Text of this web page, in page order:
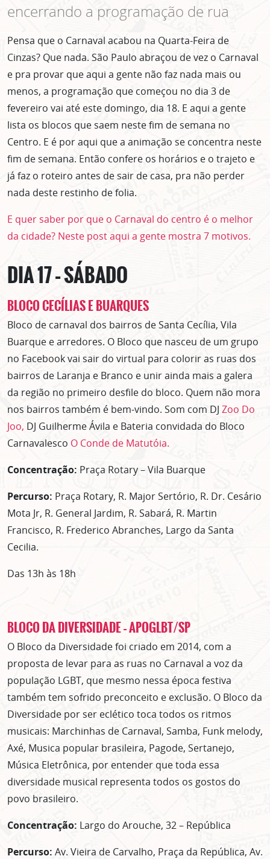
encerrando a programação de rua
Pensa que o Carnaval acabou na Quarta-Feira de
Cinzas? Que nada. São Paulo abraçou de vez o Carnaval
e pra provar que aqui a gente não faz nada mais ou
menos, a programação que começou no dia 3 de
fevereiro vai até este domingo, dia 18. E aqui a gente
lista os blocos que saem neste fim de semana no
Centro. E é por aqui que a animação se concentra neste
fim de semana. Então confere os horários e o trajeto e
já faz o roteiro antes de sair de casa, pra não perder
nada deste restinho de folia.
E quer saber por que o Carnaval do centro é o melhor
da cidade? Neste post aqui a gente mostra 7 motivos.
DIA 17 – SÁBADO
BLOCO CECÍLIAS E BUARQUES
Bloco de carnaval dos bairros de Santa Cecília, Vila
Buarque e arredores. O Bloco que nasceu de um grupo
no Facebook vai sair do virtual para colorir as ruas dos
bairros de Laranja e Branco e unir ainda mais a galera
da região no primeiro desfile do bloco. Quem não mora
nos bairros também é bem-vindo. Som com DJ Zoo Do
Joo, DJ Guilherme Ávila e Bateria convidada do Bloco
Carnavalesco O Conde de Matutóia.
Concentração: Praça Rotary – Vila Buarque
Percurso: Praça Rotary, R. Major Sertório, R. Dr. Cesário
Mota Jr, R. General Jardim, R. Sabará, R. Martin
Francisco, R. Frederico Abranches, Largo da Santa
Cecilia.
Das 13h às 18h
BLOCO DA DIVERSIDADE – APOGLBT/SP
O Bloco da Diversidade foi criado em 2014, com a
proposta de levar para as ruas no Carnaval a voz da
população LGBT, que mesmo nessa época festiva
também tem sofrido preconceito e exclusão. O Bloco da
Diversidade por ser eclético toca todos os ritmos
musicais: Marchinhas de Carnaval, Samba, Funk melody,
Axé, Musica popular brasileira, Pagode, Sertanejo,
Música Eletrônica, por entender que toda essa
diversidade musical representa todos os gostos do
povo brasileiro.
Concentração: Largo do Arouche, 32 – República
Percurso: Av. Vieira de Carvalho, Praça da República, Av.